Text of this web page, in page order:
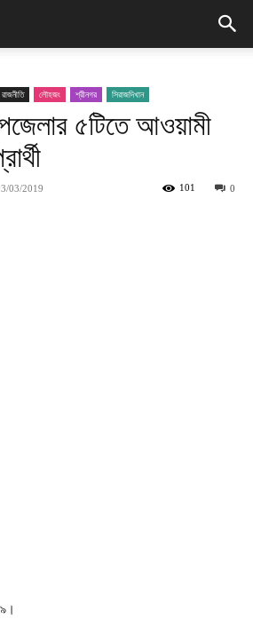
রাজনীতি লৌহজং শ্রীনগর সিরাজদিখান
৫টিতে আওয়ামী
03/2019 0
101